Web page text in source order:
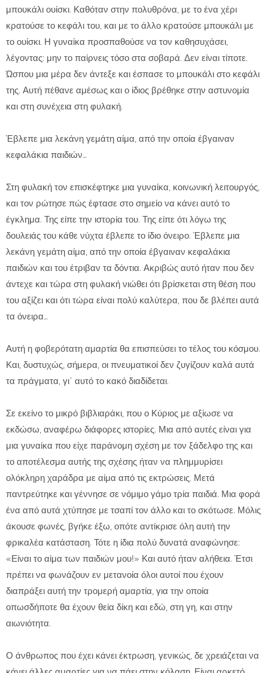
μπουκάλι ουίσκι. Καθόταν στην πολυθρόνα, με το ένα χέρι
κρατούσε το κεφάλι του, και με το άλλο κρατούσε μπουκάλι με
το ουίσκι. Η γυναίκα προσπαθούσε να τον καθησυχάσει,
λέγοντας: μην το παίρνεις τόσο στα σοβαρά. Δεν είναι τίποτε.
Ώσπου μια μέρα δεν άντεξε και έσπασε το μπουκάλι στο κεφάλι
της. Αυτή πέθανε αμέσως και ο ίδιος βρέθηκε στην αστυνομία
και στη συνέχεια στη φυλακή.
Έβλεπε μια λεκάνη γεμάτη αίμα, από την οποία έβγαιναν
κεφαλάκια παιδιών…
Στη φυλακή τον επισκέφτηκε μια γυναίκα, κοινωνική λειτουργός,
και τον ρώτησε πώς έφτασε στο σημείο να κάνει αυτό το
έγκλημα. Της είπε την ιστορία του. Της είπε ότι λόγω της
δουλειάς του κάθε νύχτα έβλεπε το ίδιο όνειρο. Έβλεπε μια
λεκάνη γεμάτη αίμα, από την οποία έβγαιναν κεφαλάκια
παιδιών και του έτριβαν τα δόντια. Ακριβώς αυτό ήταν που δεν
άντεχε και τώρα στη φυλακή νιώθει ότι βρίσκεται στη θέση που
του αξίζει και ότι τώρα είναι πολύ καλύτερα, που δε βλέπει αυτά
τα όνειρα…
Αυτή η φοβερότατη αμαρτία θα επισπεύσει το τέλος του κόσμου.
Και, δυστυχώς, σήμερα, οι πνευματικοί δεν ζυγίζουν καλά αυτά
τα πράγματα, γι΄ αυτό το κακό διαδίδεται.
Σε εκείνο το μικρό βιβλιαράκι, που ο Κύριος με αξίωσε να
εκδώσω, αναφέρω διάφορες ιστορίες. Μια από αυτές είναι για
μια γυναίκα που είχε παράνομη σχέση με τον ξάδελφο της και
το αποτέλεσμα αυτής της σχέσης ήταν να πλημμυρίσει
ολόκληρη χαράδρα με αίμα από τις εκτρώσεις. Μετά
παντρεύτηκε και γέννησε σε νόμιμο γάμο τρία παιδιά. Μια φορά
ένα από αυτά χτύπησε με τσαπί τον άλλο και το σκότωσε. Μόλις
άκουσε φωνές, βγήκε έξω, οπότε αντίκρισε όλη αυτή την
φρικαλέα κατάσταση. Τότε η ίδια πολύ δυνατά αναφώνησε:
«Είναι το αίμα των παιδιών μου!» Και αυτό ήταν αλήθεια. Έτσι
πρέπει να φωνάζουν εν μετανοία όλοι αυτοί που έχουν
διαπράξει αυτή την τρομερή αμαρτία, για την οποία
οπωσδήποτε θα έχουν θεία δίκη και εδώ, στη γη, και στην
αιωνιότητα.
Ο άνθρωπος που έχει κάνει έκτρωση, γενικώς, δε χρειάζεται να